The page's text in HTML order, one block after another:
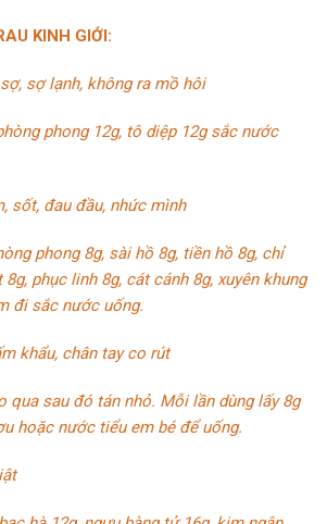
KINH GIỚI:
sợ lạnh, không ra mồ hôi
phong12g, tô diệp 12g sắc nước
sốt, đau đầu, nhức mình
phong 8g, sài hồ 8g, tiền hồ 8g, chỉ
phục linh 8g, cát cánh8g, xuyên khung
đi sắc nước uống.
khẩu, chân tay co rút
qua sau đó tán nhỏ. Mỗi lần dùng lấy 8g
hoặc nước tiểu em bé để uống.